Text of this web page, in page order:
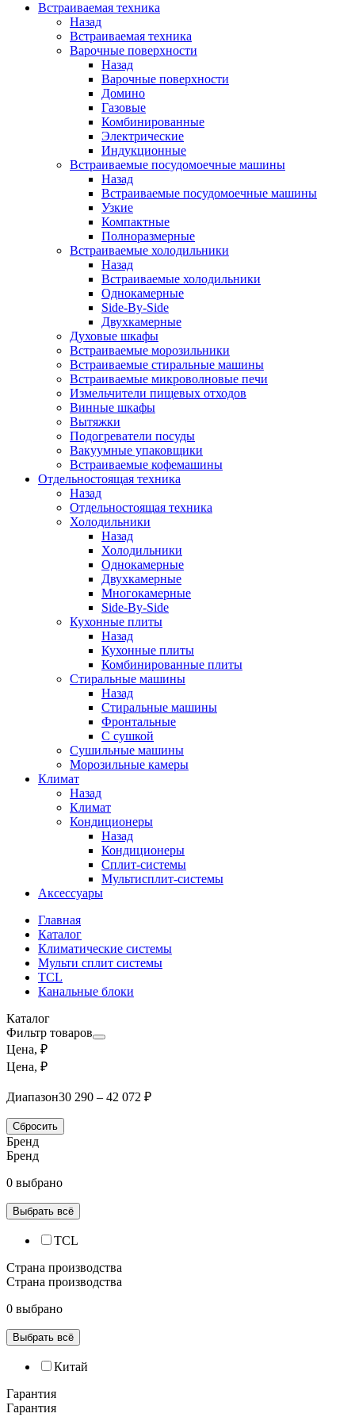
Встраиваемая техника
Назад
Встраиваемая техника
Варочные поверхности
Назад
Варочные поверхности
Домино
Газовые
Комбинированные
Электрические
Индукционные
Встраиваемые посудомоечные машины
Назад
Встраиваемые посудомоечные машины
Узкие
Компактные
Полноразмерные
Встраиваемые холодильники
Назад
Встраиваемые холодильники
Однокамерные
Side-By-Side
Двухкамерные
Духовые шкафы
Встраиваемые морозильники
Встраиваемые стиральные машины
Встраиваемые микроволновые печи
Измельчители пищевых отходов
Винные шкафы
Вытяжки
Подогреватели посуды
Вакуумные упаковщики
Встраиваемые кофемашины
Отдельностоящая техника
Назад
Отдельностоящая техника
Холодильники
Назад
Холодильники
Однокамерные
Двухкамерные
Многокамерные
Side-By-Side
Кухонные плиты
Назад
Кухонные плиты
Комбинированные плиты
Стиральные машины
Назад
Стиральные машины
Фронтальные
С сушкой
Сушильные машины
Морозильные камеры
Климат
Назад
Климат
Кондиционеры
Назад
Кондиционеры
Сплит-системы
Мультисплит-системы
Аксессуары
Главная
Каталог
Климатические системы
Мульти сплит системы
TCL
Канальные блоки
Каталог
Фильтр товаров
Цена, ₽
Цена, ₽
Диапазон30 290 – 42 072 ₽
Сбросить
Бренд
Бренд
0 выбрано
Выбрать всё
TCL
Страна производства
Страна производства
0 выбрано
Выбрать всё
Китай
Гарантия
Гарантия